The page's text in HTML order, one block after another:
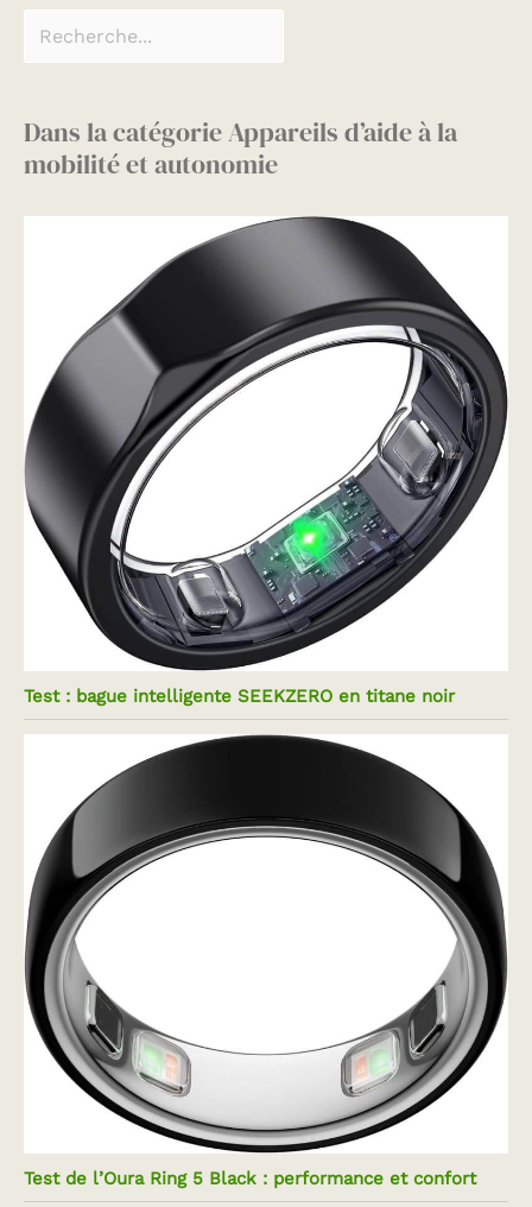
Dans la catégorie Appareils d’aide à la
mobilité et autonomie
Test : bague intelligente SEEKZERO en titane noir
Test de l’Oura Ring 5 Black : performance et confort